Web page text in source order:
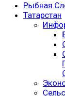
Рыбная
Татарстан